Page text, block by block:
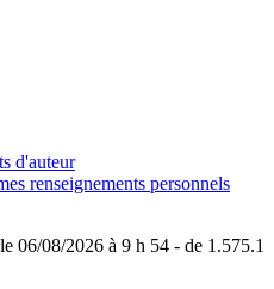
d'auteur
renseignements personnels
08/2026 à 9 h 54 - de 1.575.1